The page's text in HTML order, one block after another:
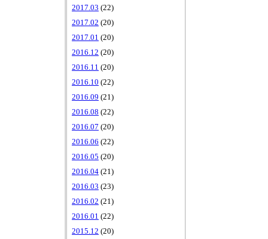
2017.03 (22)
2017.02 (20)
2017.01 (20)
2016.12 (20)
2016.11 (20)
2016.10 (22)
2016.09 (21)
2016.08 (22)
2016.07 (20)
2016.06 (22)
2016.05 (20)
2016.04 (21)
2016.03 (23)
2016.02 (21)
2016.01 (22)
2015.12 (20)